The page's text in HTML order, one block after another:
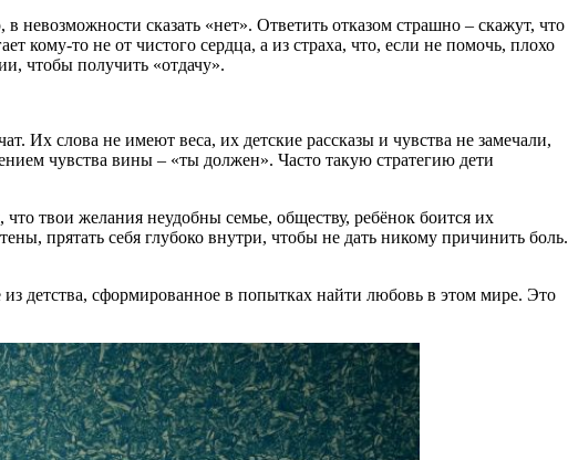
невозможности сказать «нет». Ответить отказом страшно – скажут, что
кому-то не от чистого сердца, а из страха, что, если не помочь, плохо
чтобы получить «отдачу».
Их слова не имеют веса, их детские рассказы и чувства не замечали,
чувства вины – «ты должен». Часто такую стратегию дети
твои желания неудобны семье, обществу, ребёнок боится их
прятать себя глубоко внутри, чтобы не дать никому причинить боль.
детства, сформированное в попытках найти любовь в этом мире. Это